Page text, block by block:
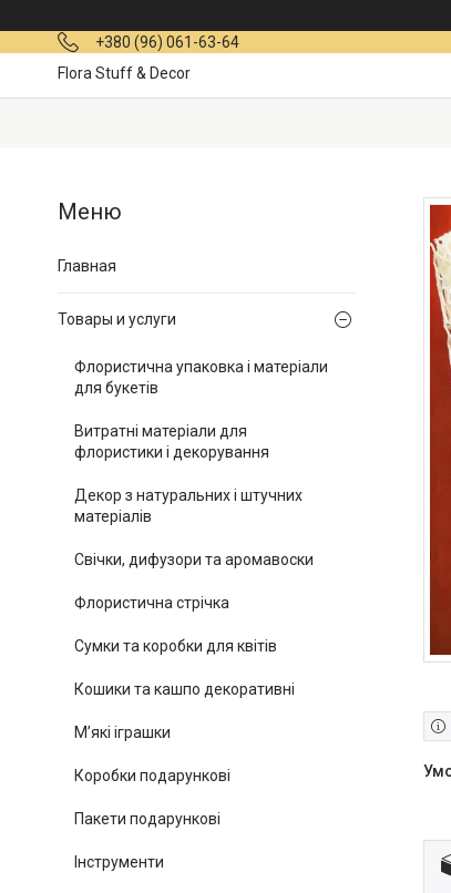
+380 (96) 061-63-64
Flora Stuff & Decor
Главная
Товары и услуги
Флористична упаковка і матеріали
для букетів
Витратні матеріали для
флористики і декорування
Декор з натуральних і штучних
матеріалів
Свічки, дифузори та аромавоски
Флористична стрічка
Сумки та коробки для квітів
Кошики та кашпо декоративні
М’які іграшки
Коробки подарункові
Пакети подарункові
Інструменти